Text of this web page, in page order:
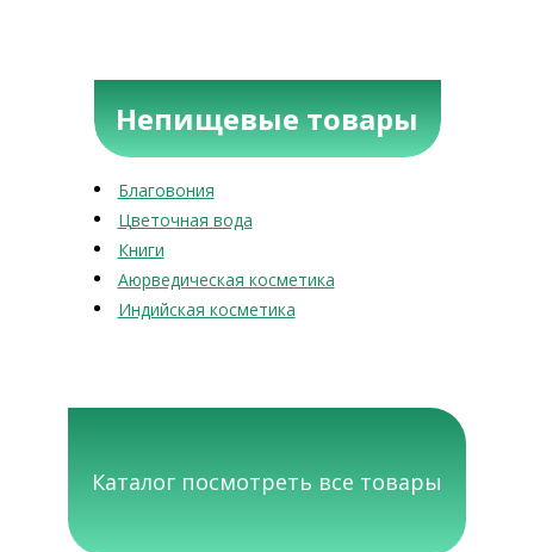
Непищевые товары
Благовония
Цветочная вода
Книги
Аюрведическая косметика
Индийская косметика
Каталог посмотреть все товары